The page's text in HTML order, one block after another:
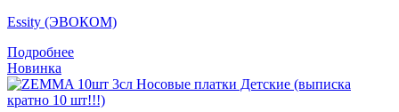
Essity (ЭВОКОМ)
Подробнее
Новинка